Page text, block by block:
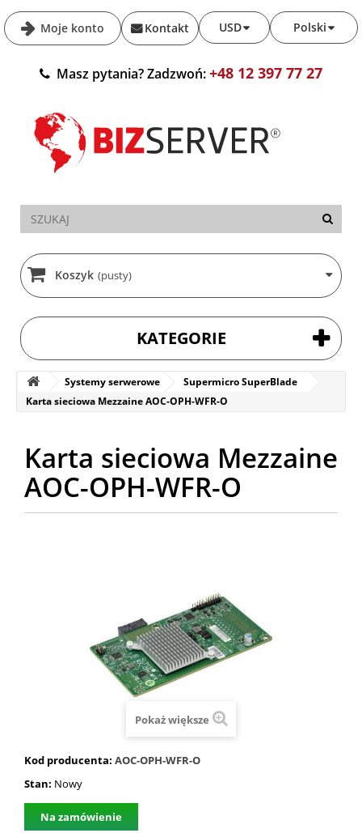
Moje konto Polski
USD
Kontakt
Masz pytania? Zadzwoń:+48 12 397 77 27
Koszyk (pusty)
KATEGORIE
Systemy serwerowe
Supermicro SuperBlade
Karta sieciowa Mezzaine AOC-OPH-WFR-O
Karta sieciowa Mezzaine
AOC-OPH-WFR-O
Pokaż większe
Kod producenta: AOC-OPH-WFR-O
Stan: Nowy
Na zamówienie